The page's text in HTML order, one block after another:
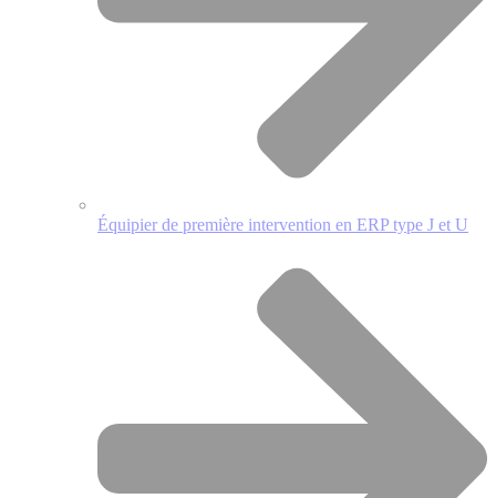
Équipier de première intervention en ERP type J et U